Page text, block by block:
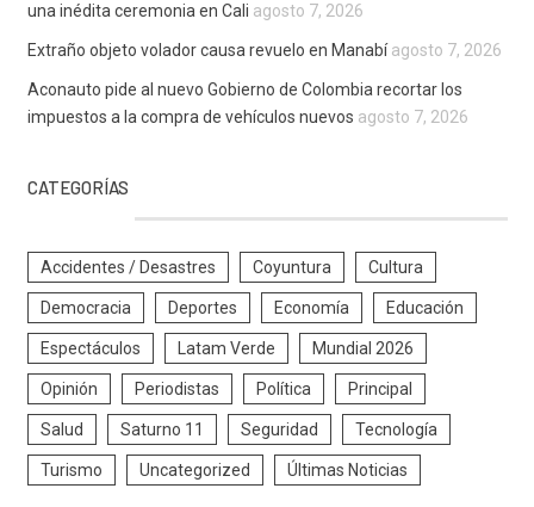
una inédita ceremonia en Cali agosto 7, 2026
Extraño objeto volador causa revuelo en Manabí agosto 7, 2026
Aconauto pide al nuevo Gobierno de Colombia recortar los
impuestos a la compra de vehículos nuevos agosto 7, 2026
CATEGORÍAS
Accidentes / Desastres Coyuntura Cultura
Democracia Deportes Economía Educación
Espectáculos Latam Verde Mundial 2026
Opinión Periodistas Política Principal
Salud Saturno 11 Seguridad Tecnología
Turismo Uncategorized Últimas Noticias